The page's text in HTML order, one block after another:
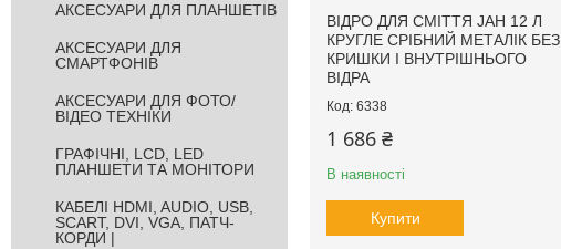
ВІДРО ДЛЯ СМІТТЯ JAH 12 Л
КРУГЛЕ СРІБНИЙ МЕТАЛІК БЕЗ
КРИШКИ І ВНУТРІШНЬОГО
ВІДРА
6338
1 686 ₴
В наявності
Купити
АКСЕСУАРИ ДЛЯ ПЛАНШЕТІВ
АКСЕСУАРИ ДЛЯ
СМАРТФОНІВ
АКСЕСУАРИ ДЛЯ ФОТО/
ВІДЕО ТЕХНІКИ
ГРАФІЧНІ, LCD, LED
ПЛАНШЕТИ ТА МОНІТОРИ
КАБЕЛІ HDMI, AUDIO, USB,
SCART, DVI, VGA, ПАТЧ-
КОРДИ |